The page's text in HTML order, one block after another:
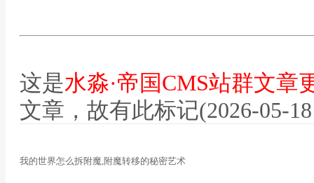
这是水淼·帝国CMS站群文章
文章，故有此标记(2026-05-
我的世界怎么拆附魔,附魔转移的秘密艺术